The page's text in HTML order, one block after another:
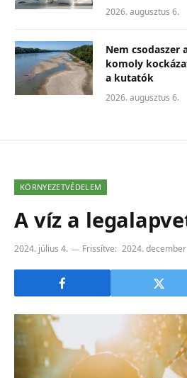
2026. augusztus 6.
Nem csodaszer
komoly
a kutatók
2026. augusztus 6.
KÖRNYEZETVÉDELEM
A víz a
2024. július 4. Frissítve: 2024.